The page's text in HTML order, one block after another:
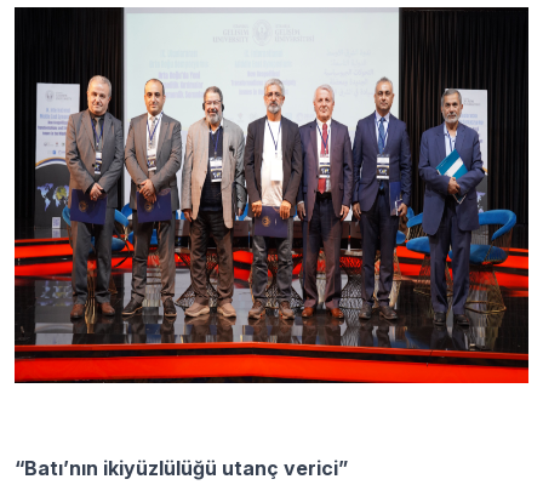
“Batı’nın ikiyüzlülüğü utanç verici”